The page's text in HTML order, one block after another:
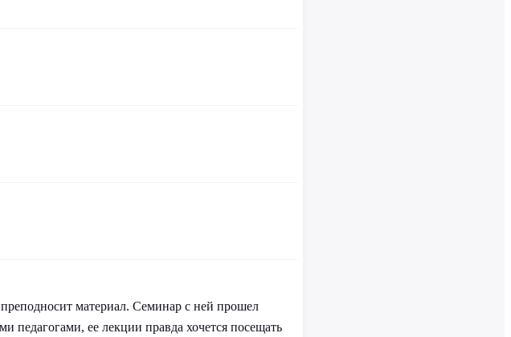
материал. Семинар с ней прошел
педагогами, ее лекции правда хочется посещать